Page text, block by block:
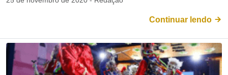
Continuar lendo